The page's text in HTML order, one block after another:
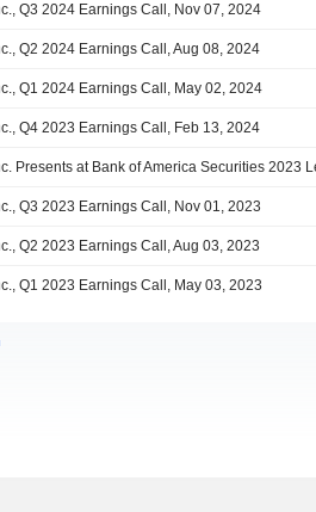
Q3 2024 Earnings Call, Nov 07, 2024
Q2 2024 Earnings Call, Aug 08, 2024
Q1 2024 Earnings Call, May 02, 2024
Q4 2023 Earnings Call, Feb 13, 2024
Q3 2023 Earnings Call, Nov 01, 2023
Q2 2023 Earnings Call, Aug 03, 2023
Q1 2023 Earnings Call, May 03, 2023